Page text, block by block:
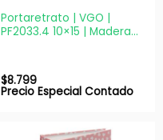
Portaretrato | VGO |
PF2033.4 10×15 | Madera
$8.799
Precio Especial Contado